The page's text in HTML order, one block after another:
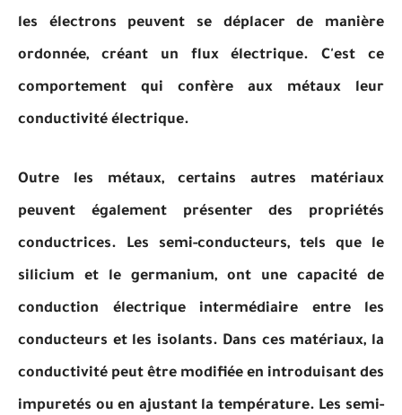
les électrons peuvent se déplacer de manière
ordonnée, créant un flux électrique. C'est ce
comportement qui confère aux métaux leur
conductivité électrique.
Outre les métaux, certains autres matériaux
peuvent également présenter des propriétés
conductrices. Les semi-conducteurs, tels que le
silicium et le germanium, ont une capacité de
conduction électrique intermédiaire entre les
conducteurs et les isolants. Dans ces matériaux, la
conductivité peut être modifiée en introduisant des
impuretés ou en ajustant la température. Les semi-